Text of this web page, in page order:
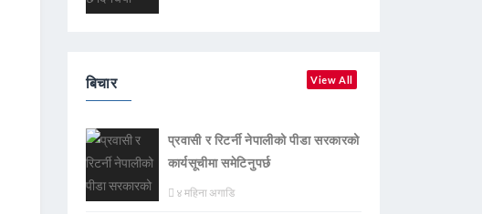
बिचार View All
प्रवासी र रिटर्नी नेपालीको पीडा सरकारको
कार्यसूचीमा समेटिनुपर्छ
४ महिना अगाडि